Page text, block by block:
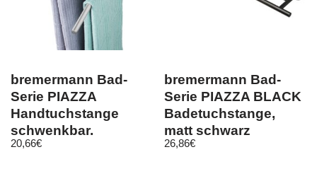
bremermann Bad-
Serie PIAZZA
Handtuchstange
schwenkbar,
Edelstahl matt
20,66€
bremermann Bad-
Serie PIAZZA BLACK
Badetuchstange,
matt schwarz
26,86€